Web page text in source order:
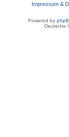
Impressum &
Powered by
Deutsche